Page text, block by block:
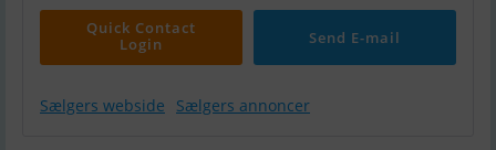
Quick Contact
Login
Send E-mail
Sælgers webside Sælgers annoncer